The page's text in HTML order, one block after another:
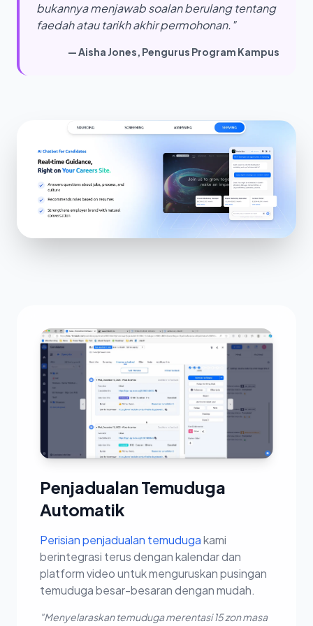
bukannya menjawab soalan berulang tentang
faedah atau tarikh akhir permohonan."
— Aisha Jones, Pengurus Program Kampus
Penjadualan Temuduga
Automatik
Perisian penjadualan temudugakami
berintegrasi terus dengan kalendar dan
platform video untuk menguruskan pusingan
temuduga besar-besaran dengan mudah.
"Menyelaraskan temuduga merentasi 15 zon masa